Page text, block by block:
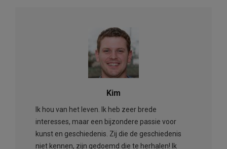
Kim
Ik hou van het leven. Ik heb zeer brede
interesses, maar een bijzondere passie voor
kunst en geschiedenis. Zij die de geschiedenis
niet kennen, zijn gedoemd die te herhalen! Ik